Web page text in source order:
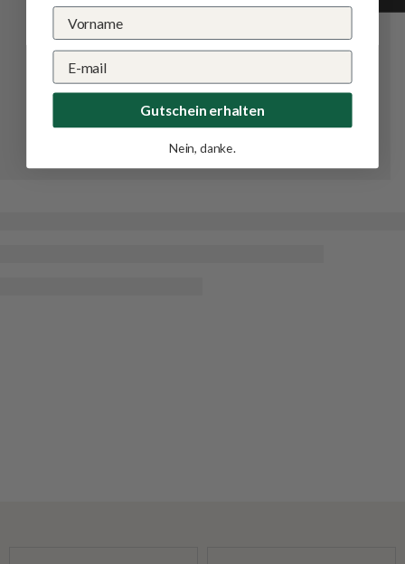
Gutschein erhalten
Nein, danke.